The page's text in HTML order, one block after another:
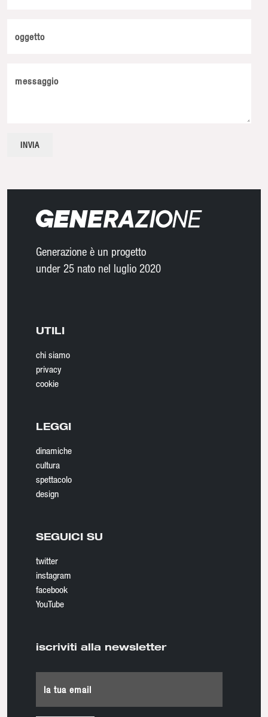
oggetto
messaggio
Generazione è un progetto
under 25 nato nel luglio 2020
UTILI
chi siamo
privacy
cookie
LEGGI
dinamiche
cultura
spettacolo
design
SEGUICI SU
twitter
instagram
facebook
YouTube
iscriviti alla newsletter
la tua email